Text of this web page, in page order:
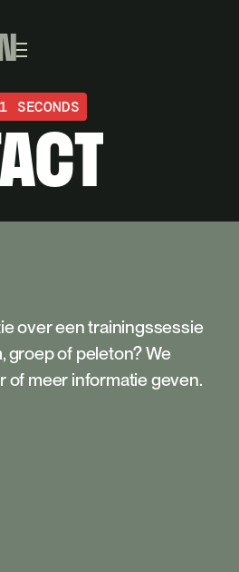
SECONDS
over een trainingssessie
groep of peleton? We
of meer informatie geven.